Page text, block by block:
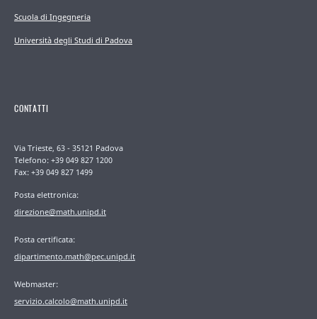
Scuola di Ingegneria
Università degli Studi di Padova
CONTATTI
Via Trieste, 63 - 35121 Padova
Telefono: +39 049 827 1200
Fax: +39 049 827 1499
Posta elettronica:
direzione@math.unipd.it
Posta certificata:
dipartimento.math@pec.unipd.it
Webmaster:
servizio.calcolo@math.unipd.it